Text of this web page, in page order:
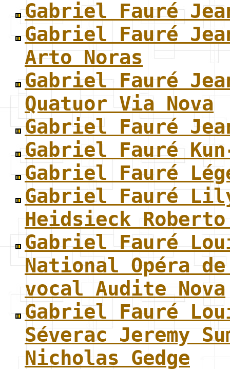
Gabriel Fauré
Gabriel Fauré
Arto Noras
Gabriel Fauré
Quatuor Via Nova
Gabriel Fauré
Gabriel Fauré
Gabriel Fauré
Gabriel Fauré
Heidsieck
Gabriel Fauré
National Opéra de
vocal Audite Nova
Gabriel Fauré
Séverac Jeremy
Nicholas Gedge